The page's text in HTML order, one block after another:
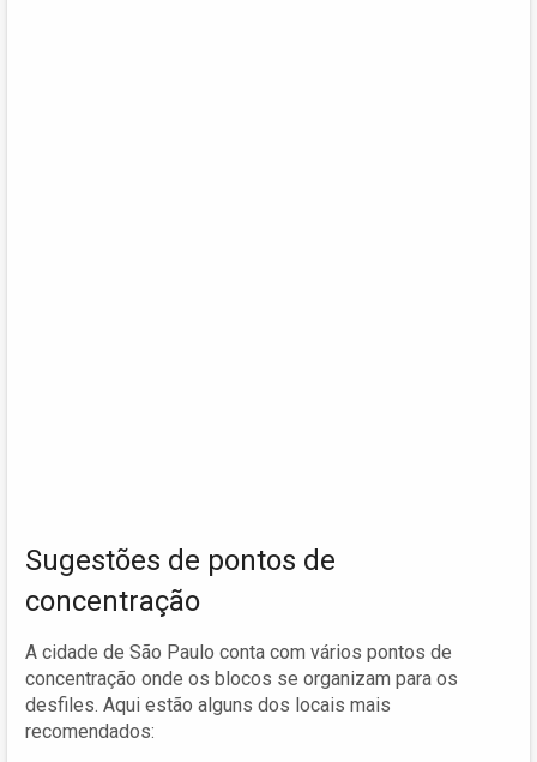
Sugestões de pontos de
concentração
A cidade de São Paulo conta com vários pontos de
concentração onde os blocos se organizam para os
desfiles. Aqui estão alguns dos locais mais
recomendados: